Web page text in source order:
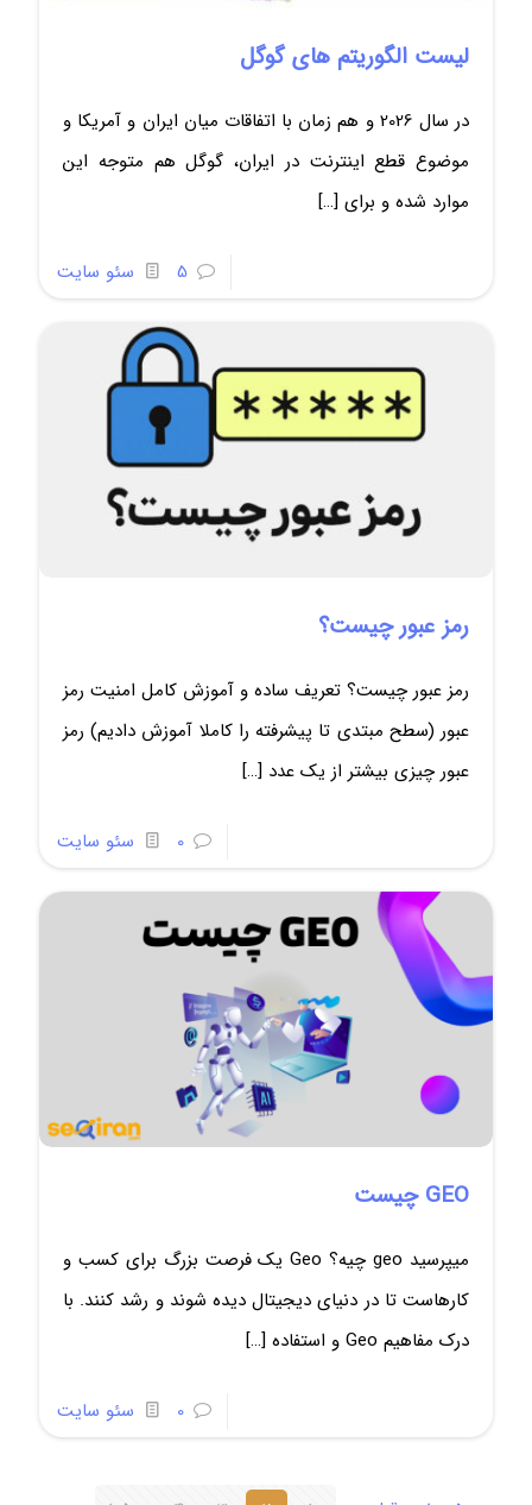
لیست الگوریتم های گوگل
در سال 2026 و هم زمان با اتفاقات میان ایران و آمریکا و
موضوع قطع اینترنت در ایران، گوگل هم متوجه این
موارد شده و برای […]
5 سئو سایت
رمز عبور چیست؟
رمز عبور چیست؟ تعریف ساده و آموزش کامل امنیت رمز
عبور (سطح مبتدی تا پیشرفته را کاملا آموزش دادیم) رمز
عبور چیزی بیشتر از یک عدد […]
0 سئو سایت
GEO چیست
میپرسید geo چیه؟ Geo یک فرصت بزرگ برای کسب و
کارهاست تا در دنیای دیجیتال دیده شوند و رشد کنند. با
درک مفاهیم Geo و استفاده
[…]
0 سئو سایت